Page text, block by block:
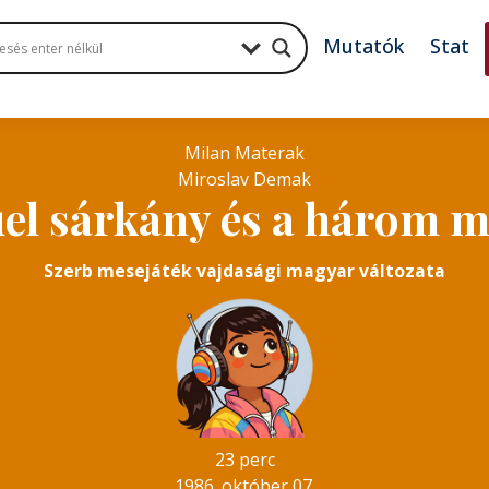
Mutatók Stat
Milan Materak
Miroslav Demak
sárkány és a három
Szerb mesejáték vajdasági magyar változata
23 perc